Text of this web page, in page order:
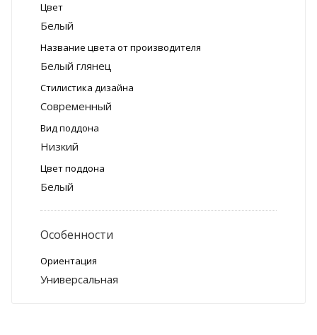
Цвет
Белый
Название цвета от производителя
Белый глянец
Стилистика дизайна
Современный
Вид поддона
Низкий
Цвет поддона
Белый
Особенности
Ориентация
Универсальная